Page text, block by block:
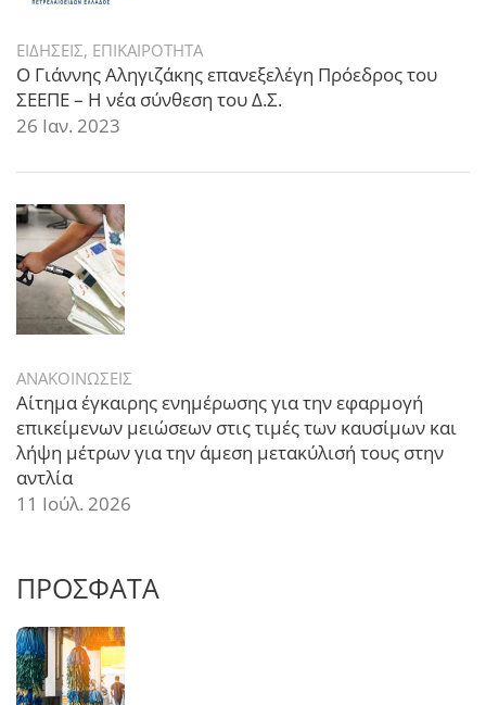
ΕΙΔΗΣΕΙΣ, ΕΠΙΚΑΙΡΟΤΗΤΑ
Ο Γιάννης Αληγιζάκης επανεξελέγη Πρόεδρος του
ΣΕΕΠΕ – Η νέα σύνθεση του Δ.Σ.
26 Ιαν. 2023
ΑΝΑΚΟΙΝΩΣΕΙΣ
Αίτημα έγκαιρης ενημέρωσης για την εφαρμογή
επικείμενων μειώσεων στις τιμές των καυσίμων και
λήψη μέτρων για την άμεση μετακύλισή τους στην
αντλία
11 Ιούλ. 2026
ΠΡΟΣΦΑΤΑ